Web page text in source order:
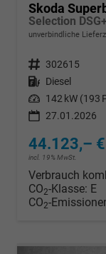
Skoda
unverbindliche
Fahrzeugnr. 302615
Kraftstoff Diesel
Leistung 142 kW (193
27.01.2026
44.123,– €
incl. 19% MwSt.
Verbrauch
CO2-Klasse: E
CO2-